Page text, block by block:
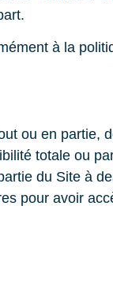
à la
ou en partie,
totale ou
du Site à
pour avoir